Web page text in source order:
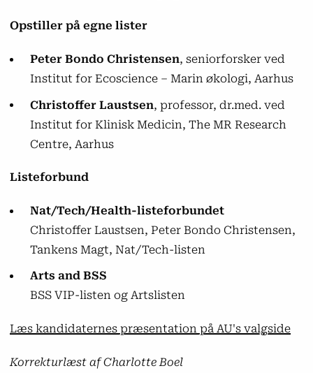
Opstiller på egne lister
Peter Bondo Christensen, seniorforsker ved
Institut for Ecoscience – Marin økologi, Aarhus
Christoffer Laustsen, professor, dr.med. ved
Institut for Klinisk Medicin, The MR Research
Centre, Aarhus
Listeforbund
Nat/Tech/Health-listeforbundet
Christoffer Laustsen, Peter Bondo Christensen,
Tankens Magt, Nat/Tech-listen
Arts and BSS
BSS VIP-listen og Artslisten
Læs kandidaternes præsentation på AU's valgside
Korrekturlæst af Charlotte Boel